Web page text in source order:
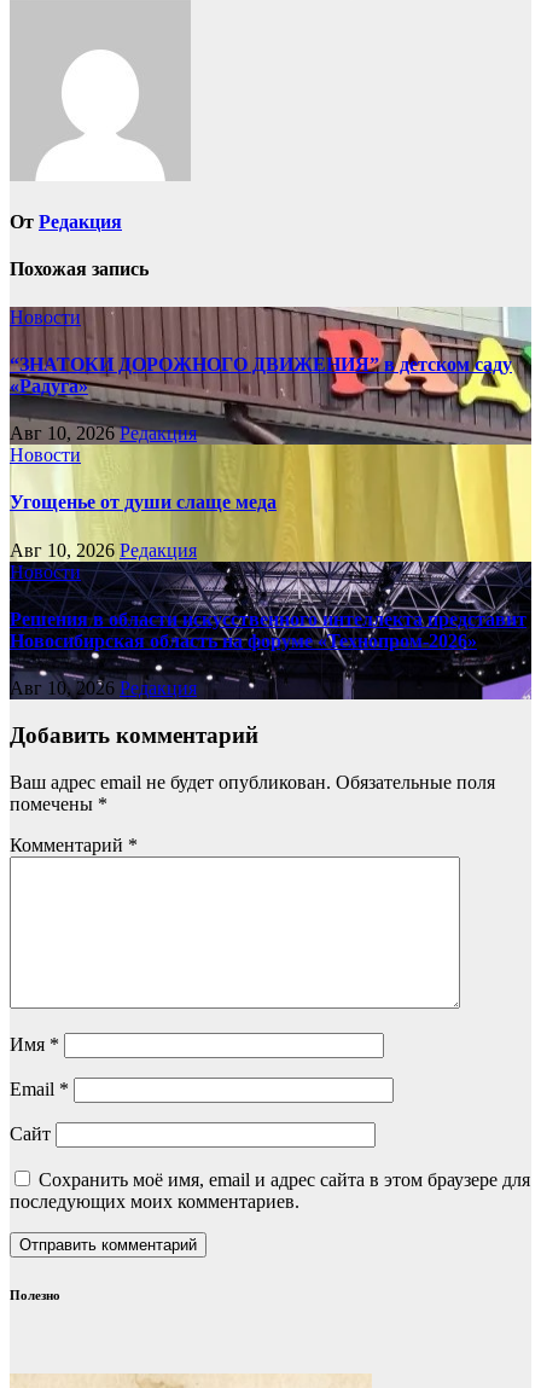
От Редакция
Похожая запись
Новости
“ЗНАТОКИ ДОРОЖНОГО ДВИЖЕНИЯ” в детском саду
«Радуга»
Авг 10, 2026Редакция
Новости
Угощенье от души слаще меда
Авг 10, 2026 Редакция
Новости
Решения в области искусственного интеллекта представит
Новосибирская область на форуме «Технопром-2026»
Авг 10, 2026 Редакция
Добавить комментарий
Ваш адрес email не будет опубликован. Обязательные поля
помечены *
Комментарий *
Имя *
Email *
Сайт
Сохранить моё имя, email и адрес сайта в этом браузере для
последующих моих комментариев.
Полезно